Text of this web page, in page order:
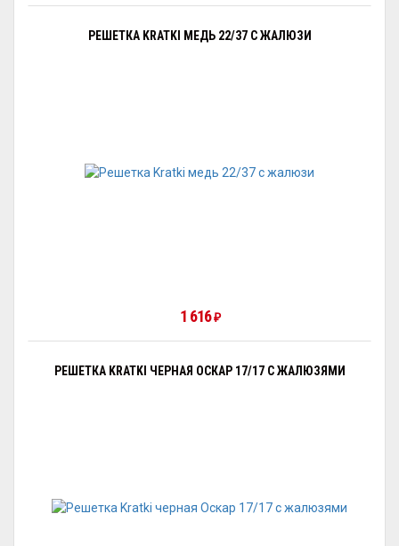
РЕШЕТКА KRATKI МЕДЬ 22/37 С ЖАЛЮЗИ
1 616₽
РЕШЕТКА KRATKI ЧЕРНАЯ ОСКАР 17/17 С ЖАЛЮЗЯМИ